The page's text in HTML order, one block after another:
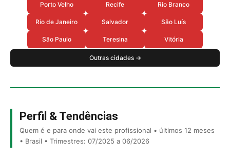
Porto Velho Recife Rio Branco
Rio de Janeiro Salvador São Luís
São Paulo Teresina Vitória
Outras cidades →
Perfil & Tendências
Quem é e para onde vai este profissional • últimos 12 meses
• Brasil • Trimestres: 07/2025 a 06/2026